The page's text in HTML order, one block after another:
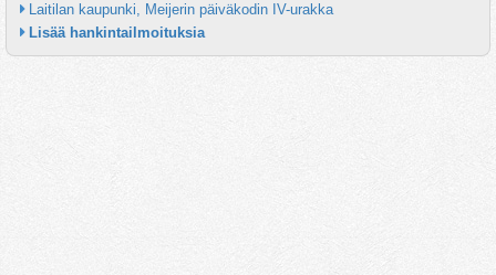
Laitilan kaupunki, Meijerin päiväkodin IV-urakka
Lisää hankintailmoituksia